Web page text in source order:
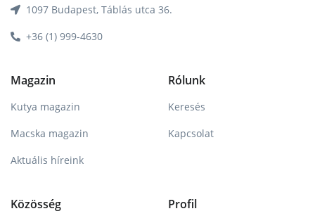
1097 Budapest, Táblás utca 36.
+36 (1) 999-4630
Magazin
Kutya magazin
Macska magazin
Aktuális híreink
Rólunk
Keresés
Kapcsolat
Közösség Profil